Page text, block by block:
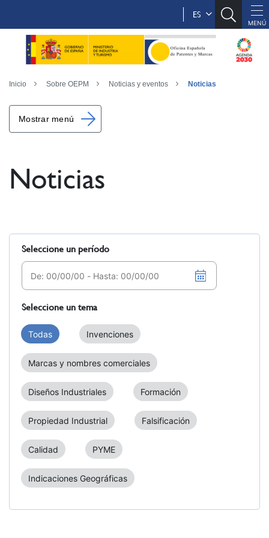
ES
Inicio Sobre OEPM Noticias y eventos Noticias
Mostrar menú
Noticias
Seleccione un período
Seleccione un tema
Todas Invenciones
Marcas y nombres comerciales
Diseños Industriales Formación
Propiedad Industrial Falsificación
Calidad PYME
Indicaciones Geográficas